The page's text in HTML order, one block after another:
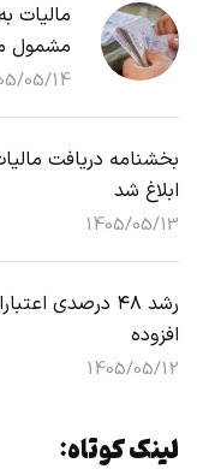
مالیات
مشمول
05/14
بخشنامه دریافت
ابلاغ شد
1405/05/13
رشد ۴۸ درصدی
افزوده
1405/05/12
لینک کوتاه: